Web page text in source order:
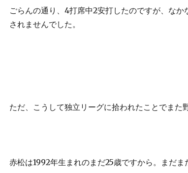
ごらんの通り、4打席中2安打したのですが、な
されませんでした。
ただ、こうして独立リーグに拾われたことでまた
赤松は1992年生まれのまだ25歳ですから。まだ